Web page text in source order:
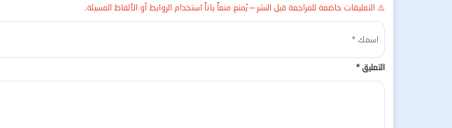
⚠️ التعليقات خاضعة للمراجعة قبل النشر — يُمنع منعاً باتاً استخدام الروابط أو الألفاظ المسيئة.
التعليق*